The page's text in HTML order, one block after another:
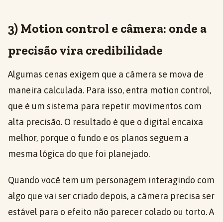
3) Motion control e câmera: onde a
precisão vira credibilidade
Algumas cenas exigem que a câmera se mova de
maneira calculada. Para isso, entra motion control,
que é um sistema para repetir movimentos com
alta precisão. O resultado é que o digital encaixa
melhor, porque o fundo e os planos seguem a
mesma lógica do que foi planejado.
Quando você tem um personagem interagindo com
algo que vai ser criado depois, a câmera precisa ser
estável para o efeito não parecer colado ou torto. A